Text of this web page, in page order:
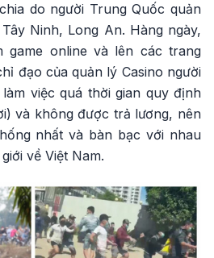
do người Trung Quốc quản
Ninh, Long An. Hàng ngày,
game online và lên các trang
đạo của quản lý Casino người
việc quá thời gian quy định
và không được trả lương, nên
nhất và bàn bạc với nhau
về Việt Nam.